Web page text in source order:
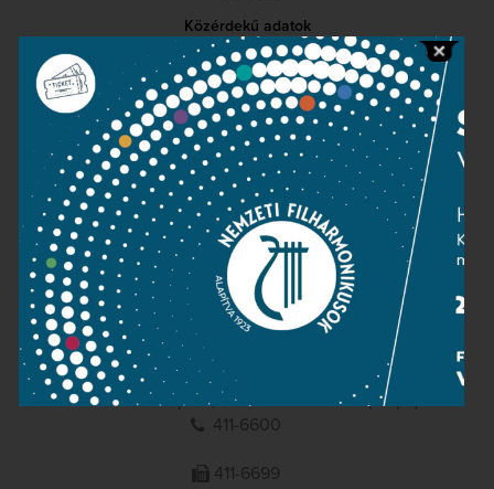
Közérdekű adatok
Sajtószoba
Adatvédelem
Impresszum
NEMZETI
FILHARMONIKUSOK
1095 Budapest, Komor Marcell u. 1. (Müpa)
411-6600
411-6699